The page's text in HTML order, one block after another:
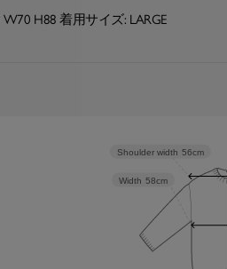
W70 H88 着用サイズ: LARGE
Width 58cm
Shoulder width 56cm